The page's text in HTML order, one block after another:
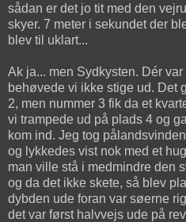
sådan er det jo tit med den
skyer. 7 meter i sekundet der
blev til uklart...
Ak ja... men Sydkysten. Dér
behøvede vi ikke stige ud. Det
2, men nummer 3 fik da et
vi trampede ud på plads 4 og
kom ind. Jeg tog
og lykkedes vist nok med et
man ville stå i medmindre den
og da det ikke skete, så blev
dybden ude foran var søerne
det var først halvvejs ude på